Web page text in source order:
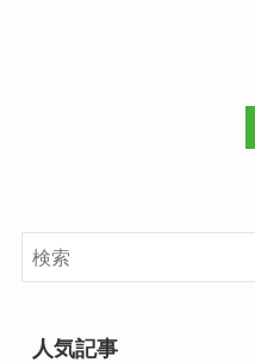
人気記事